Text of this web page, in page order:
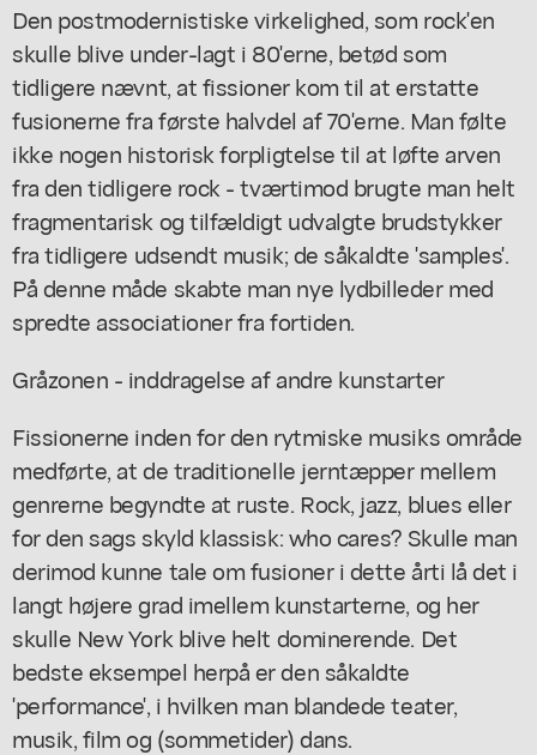
Den postmodernistiske virkelighed, som rock'en
skulle blive under-lagt i 80'erne, betød som
tidligere nævnt, at fissioner kom til at erstatte
fusionerne fra første halvdel af 70'erne. Man følte
ikke nogen historisk forpligtelse til at løfte arven
fra den tidligere rock - tværtimod brugte man helt
fragmentarisk og tilfældigt udvalgte brudstykker
fra tidligere udsendt musik; de såkaldte 'samples'.
På denne måde skabte man nye lydbilleder med
spredte associationer fra fortiden.
Gråzonen - inddragelse af andre kunstarter
Fissionerne inden for den rytmiske musiks område
medførte, at de traditionelle jerntæpper mellem
genrerne begyndte at ruste. Rock, jazz, blues eller
for den sags skyld klassisk: who cares? Skulle man
derimod kunne tale om fusioner i dette årti lå det i
langt højere grad imellem kunstarterne, og her
skulle New York blive helt dominerende. Det
bedste eksempel herpå er den såkaldte
'performance', i hvilken man blandede teater,
musik, film og (sommetider) dans.